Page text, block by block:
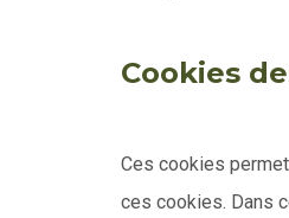
Cookies
Ces cookies
ces cookies. Dans